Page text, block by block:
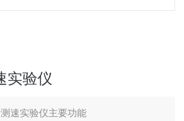
实验仪
速实验仪主要功能